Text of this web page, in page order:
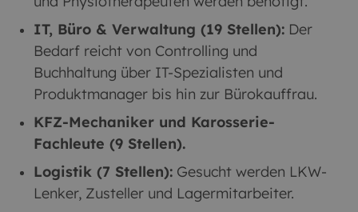
IT, Büro & Verwaltung (19 Stellen):Der
Bedarf reicht von Controlling und
Buchhaltung über IT-Spezialisten und
Produktmanager bis hin zur Bürokauffrau.
KFZ-Mechaniker und Karosserie-
Fachleute (9 Stellen).
Logistik (7 Stellen):Gesucht werden LKW-
Lenker, Zusteller und Lagermitarbeiter.